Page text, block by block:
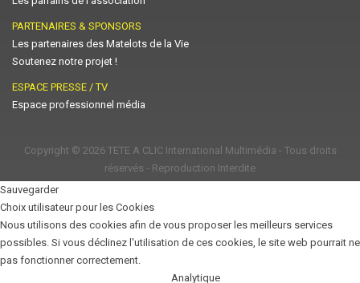
PARTENAIRES & SPONSORS
Les partenaires des Matelots de la Vie
Soutenez notre projet !
ESPACE PRESSE / TV
Espace professionnel média
Copyright © 2026 TETE A CLIC International Multimédia - Tous droits
réservés - Reproduction Interdite
Sauvegarder
Choix utilisateur pour les Cookies
Nous utilisons des cookies afin de vous proposer les meilleurs services
possibles. Si vous déclinez l'utilisation de ces cookies, le site web pourrait ne
pas fonctionner correctement.
Analytique